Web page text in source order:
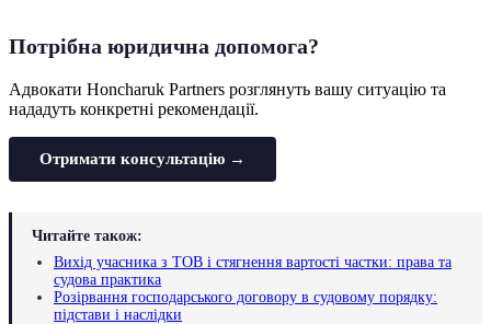
Потрібна юридична допомога?
Адвокати Honcharuk Partners розглянуть вашу ситуацію та
нададуть конкретні рекомендації.
Отримати консультацію →
Читайте також:
Вихід учасника з ТОВ і стягнення вартості частки: права та
судова практика
Розірвання господарського договору в судовому порядку:
підстави і наслідки